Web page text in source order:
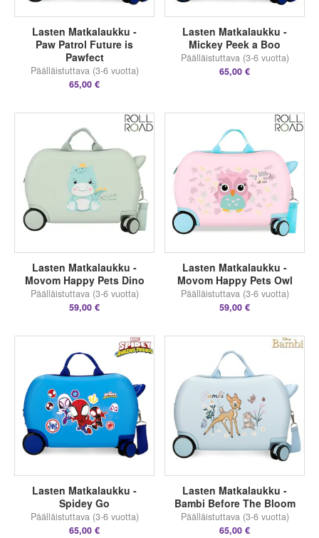
Lasten Matkalaukku -
Paw Patrol Future is
Pawfect
Päälläistuttava (3-6 vuotta)
65,00 €
Lasten Matkalaukku -
Mickey Peek a Boo
Päälläistuttava (3-6 vuotta)
65,00 €
Lasten Matkalaukku -
Movom Happy Pets Dino
Päälläistuttava (3-6 vuotta)
59,00 €
Lasten Matkalaukku -
Movom Happy Pets Owl
Päälläistuttava (3-6 vuotta)
59,00 €
Lasten Matkalaukku -
Spidey Go
Päälläistuttava (3-6 vuotta)
65,00 €
Lasten Matkalaukku -
Bambi Before The Bloom
Päälläistuttava (3-6 vuotta)
65,00 €